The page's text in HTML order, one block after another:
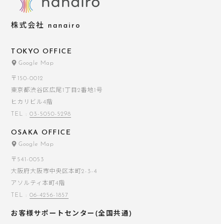
株式会社 nanairo
TOKYO OFFICE
Google Map
〒150-0012
東京都渋谷区広尾1丁目2番地1号
ヒカリビル4階
TEL :03-5050-5298
OSAKA OFFICE
Google Map
〒541-0053
大阪府大阪市中央区本町2-3-4
アソルティ本町4階
TEL :06-4256-1857
お客様サポートセンター(全国共通)